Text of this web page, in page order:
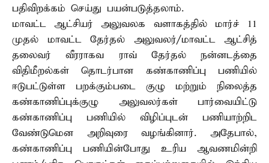
பதிவிறக்கம் செய்து பயன்படுத்தலாம்.
மாவட்ட ஆட்சியர் அலுவலக வளாகத்தில் மார்ச் 11
முதல் மாவட்ட தேர்தல் அலுவலர்/மாவட்ட ஆட்சித்
தலைவர் வீரராகவ ராவ் தேர்தல் நன்னடத்தை
விதிமீறல்கள் தொடர்பான கண்காணிப்பு பணியில்
ஈடுபட்டுள்ள பறக்கும்படை குழு மற்றும் நிலைத்த
கண்காணிப்புக்குழு அலுவலர்கள் பார்வையிட்டு
கண்காணிப்பு பணியில் விழிப்புடன் பணியாற்றிட
வேண்டுமென அறிவுரை வழங்கினார். அதேபால்,
கண்காணிப்பு பணியின்போது உரிய ஆவணமின்றி